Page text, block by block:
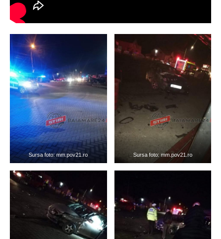
Sursa foto: mm.pov21.ro Sursa foto: mm.pov21.ro